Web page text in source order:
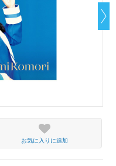
お気に入りに追加